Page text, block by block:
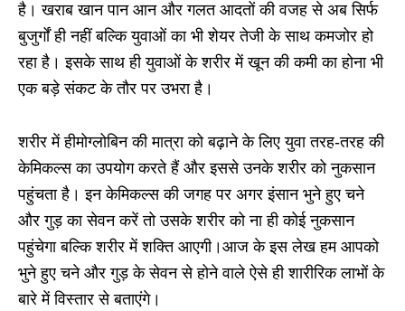
है। खराब खान पान आन और गलत आदतों की वजह से अब सिर्फ
बुजुर्गों ही नहीं बल्कि युवाओं का भी शेयर तेजी के साथ कमजोर हो
रहा है। इसके साथ ही युवाओं के शरीर में खून की कमी का होना भी
एक बड़े संकट के तौर पर उभरा है।
शरीर में हीमोग्लोबिन की मात्रा को बढ़ाने के लिए युवा तरह-तरह की
केमिकल्स का उपयोग करते हैं और इससे उनके शरीर को नुकसान
पहुंचता है। इन केमिकल्स की जगह पर अगर इंसान भुने हुए चने
और गुड़ का सेवन करें तो उसके शरीर को ना ही कोई नुकसान
पहुंचेगा बल्कि शरीर में शक्ति आएगी।आज के इस लेख हम आपको
भुने हुए चने और गुड़ के सेवन से होने वाले ऐसे ही शारीरिक लाभों के
बारे में विस्तार से बताएंगे।